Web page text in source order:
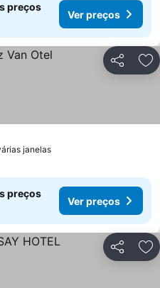
preços
Ver preços
Partilhar
janelasVer preços
preços
Ver preços
Partilhar